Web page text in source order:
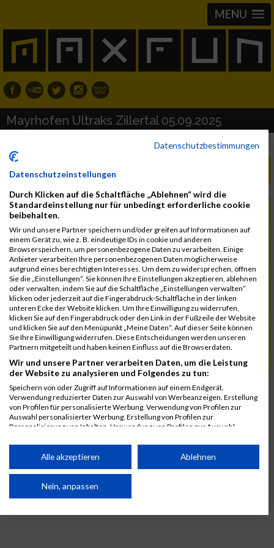
MENU
Mayrhofen Ultraks Zillertal 05.09.2025
Neue Ergebnislisten
Datum Freitag, 5. September 2025
bis Samstag, 6. September 2025
Region 6290 Mayrhofen
Land Österreich
Distanz div.
Trail Run
Kontakt mayrhofen@ultraks.com
URL mayrhofen.ultraks.com
Datenschutzbestimmungen
Datenschutzeinstellungen
Durch Klicken auf die Schaltfläche „Ablehnen“ wird die
Standardeinstellung nur für unbedingt erforderliche cookie
beibehalten.
Wir und unsere Partner speichern und/oder greifen auf Informationen auf
einem Gerät zu, wie z. B. eindeutige IDs in cookie und anderen
Browserspeichern, um personenbezogene Daten zu verarbeiten. Einige
Anbieter verarbeiten Ihre personenbezogenen Daten möglicherweise
aufgrund eines berechtigten Interesses. Um dem zu widersprechen, öffnen
Sie die „Einstellungen“. Sie können Ihre Einstellungen akzeptieren, ablehnen
oder verwalten, indem Sie auf die Schaltfläche „Einstellungen verwalten“
klicken oder jederzeit auf die Fingerabdruck-Schaltfläche in der linken
unteren Ecke der Website klicken. Um Ihre Einwilligung zu widerrufen,
klicken Sie auf den Fingerabdruck oder den Link in der Fußzeile der Website
und klicken Sie auf den Menüpunkt „Meine Daten“. Auf dieser Seite können
Sie Ihre Einwilligung widerrufen. Diese Entscheidungen werden unseren
Partnern mitgeteilt und haben keinen Einfluss auf die Browserdaten.
Wir und unsere Partner verarbeiten Daten, um die Leistung
der Website zu analysieren und Folgendes zu tun:
Speichern von oder Zugriff auf Informationen auf einem Endgerät.
Verwendung reduzierter Daten zur Auswahl von Werbeanzeigen. Erstellung
von Profilen für personalisierte Werbung. Verwendung von Profilen zur
Auswahl personalisierter Werbung. Erstellung von Profilen zur
Personalisierung von Inhalten. Verwendung von Profilen zur Auswahl
Performance von Inhalten. Analyse von Zielgruppen durch Statistiken oder
Kombinationen von Daten aus verschiedenen Quellen. Entwicklung und
von Inhalten.
Daten können außerhalb der Europäischen Union weitergegeben und in die
Alle akzeptieren Ablehnen
Nein, anpassen